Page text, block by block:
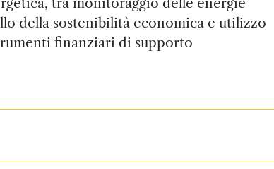
della sostenibilità economica e utilizzo
finanziari di supporto